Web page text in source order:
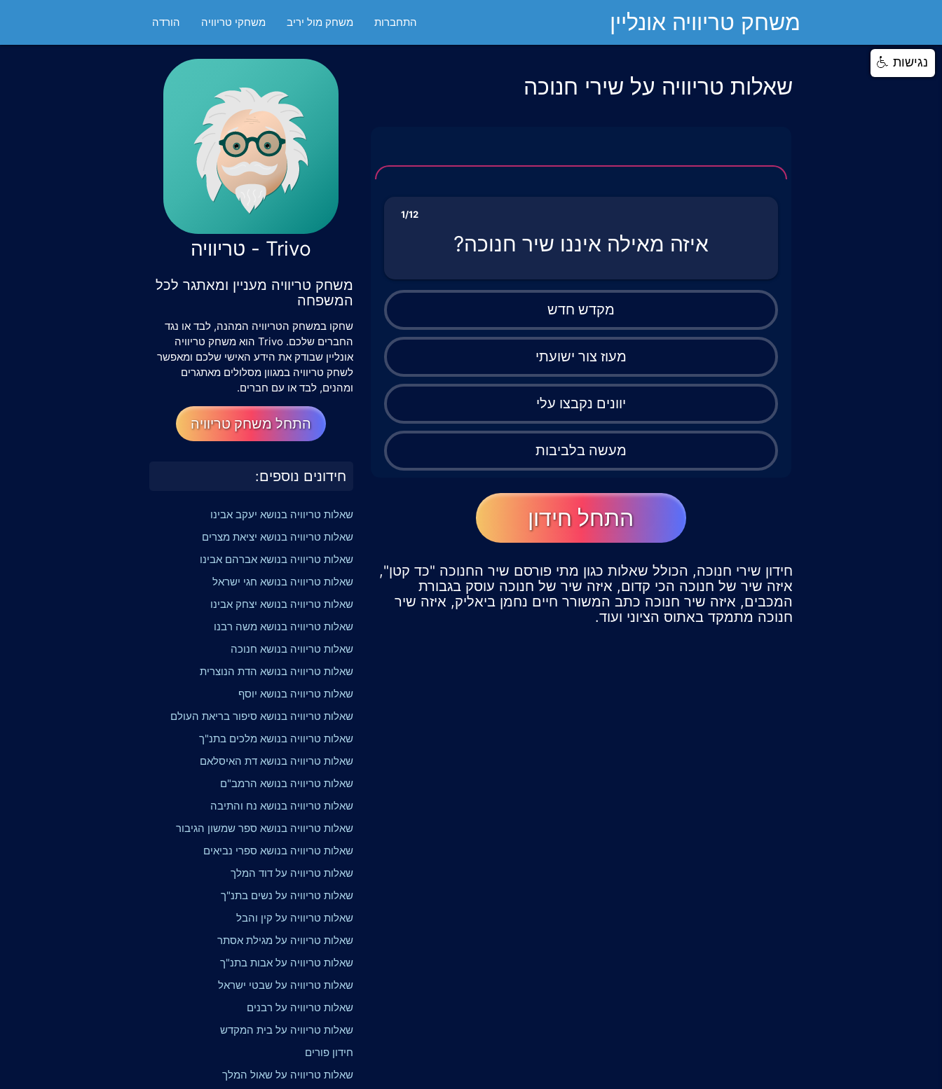
משחק טריוויה אונליין התחברות משחק מול יריב משחקי טריוויה הורדה
שאלות טריוויה על שירי חנוכה
1/12
איזה מאילה איננו שיר חנוכה?
מקדש חדש
מעוז צור ישועתי
יוונים נקבצו עלי
מעשה בלביבות
התחל חידון
חידון שירי חנוכה, הכולל שאלות כגון מתי פורסם שיר החנוכה "כד קטן",
איזה שיר של חנוכה הכי קדום, איזה שיר של חנוכה עוסק בגבורת
המכבים, איזה שיר חנוכה כתב המשורר חיים נחמן ביאליק, איזה שיר
חנוכה מתמקד באתוס הציוני ועוד.
Trivo - טריוויה
משחק טריוויה מעניין ומאתגר לכל
המשפחה
שחקו במשחק הטריוויה המהנה, לבד או נגד
החברים שלכם. Trivo הוא משחק טריוויה
אונליין שבודק את הידע האישי שלכם ומאפשר
לשחק טריוויה במגוון מסלולים מאתגרים
ומהנים, לבד או עם חברים.
התחל משחק טריוויה
חידונים נוספים:
שאלות טריוויה בנושא יעקב אבינו
שאלות טריוויה בנושא יציאת מצרים
שאלות טריוויה בנושא אברהם אבינו
שאלות טריוויה בנושא חגי ישראל
שאלות טריוויה בנושא יצחק אבינו
שאלות טריוויה בנושא משה רבנו
שאלות טריוויה בנושא חנוכה
שאלות טריוויה בנושא הדת הנוצרית
שאלות טריוויה בנושא יוסף
שאלות טריוויה בנושא סיפור בריאת העולם
שאלות טריוויה בנושא מלכים בתנ"ך
שאלות טריוויה בנושא דת האיסלאם
שאלות טריוויה בנושא הרמב"ם
שאלות טריוויה בנושא נח והתיבה
שאלות טריוויה בנושא ספר שמשון הגיבור
שאלות טריוויה בנושא ספרי נביאים
שאלות טריוויה על דוד המלך
שאלות טריוויה על נשים בתנ"ך
שאלות טריוויה על קין והבל
שאלות טריוויה על מגילת אסתר
שאלות טריוויה על אבות בתנ"ך
שאלות טריוויה על שבטי ישראל
שאלות טריוויה על רבנים
שאלות טריוויה על בית המקדש
חידון פורים
שאלות טריוויה על שאול המלך
נגישות